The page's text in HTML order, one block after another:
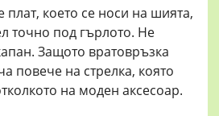
плат, което се носи на шията,
точно под гърлото. Не
Защото вратовръзка
повече на стрелка, която
на моден аксесоар.